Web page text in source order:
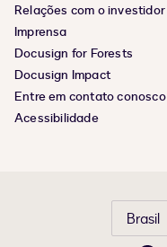
Relações com o investidor
Imprensa
Docusign for Forests
Docusign Impact
Entre em contato conosco
Acessibilidade
Brasil